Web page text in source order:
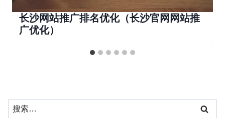
长沙网站推广排名优化（长沙官网网站推
广优化）
搜